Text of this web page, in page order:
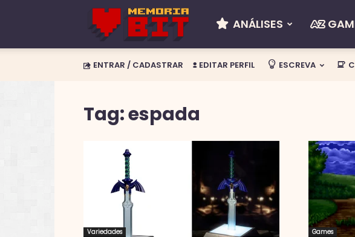
Memória
BIT
ANÁLISES
ENTRAR / CADASTRAR EDITAR PERFIL ESCREVA
Tag: espada
Variedades Games